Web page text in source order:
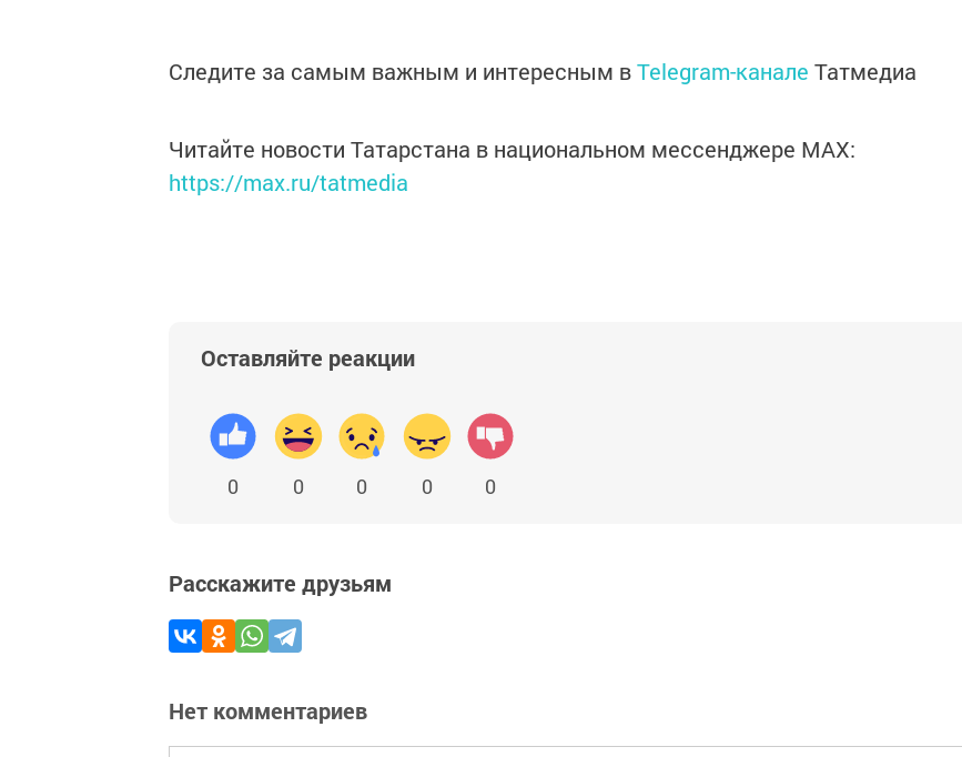
Следите за самым важным и интересным вTelegram-канале Татмедиа
Читайте новости Татарстана в национальном мессенджере MАХ:
https://max.ru/tatmedia
Оставляйте реакции
0 0 0 0 0
Расскажите друзьям
Нет комментариев